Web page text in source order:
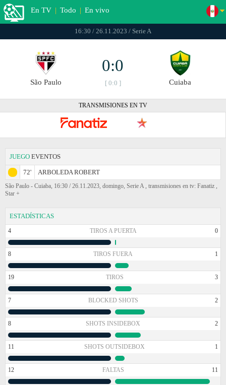
En TV | Todo | En vivo
16:30 / 26.11.2023 / Serie A
São Paulo
0:0
[ 0:0 ] Cuiaba
TRANSMISIONES EN TV
JUEGO EVENTOS
72' ARBOLEDA ROBERT
São Paulo - Cuiaba, 16:30 / 26.11.2023, domingo, Serie A , transmisiones en tv: Fanatiz ,
Star +
ESTADÍSTICAS
4 TIROS A PUERTA 0
8 TIROS FUERA 1
19 TIROS 3
7 BLOCKED SHOTS 2
8 SHOTS INSIDEBOX 2
11 SHOTS OUTSIDEBOX 1
12 FALTAS 11